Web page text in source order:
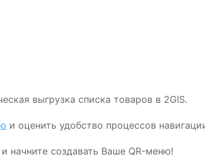
выгрузка списка товаров в 2GIS.
и оценить удобство процессов
начните создавать Ваше QR-меню!